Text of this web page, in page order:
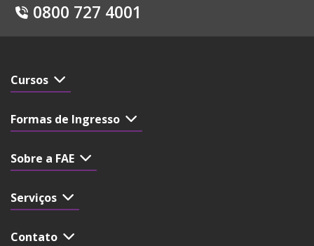
0800 727 4001
Cursos
Formas de Ingresso
Sobre a FAE
Serviços
Contato